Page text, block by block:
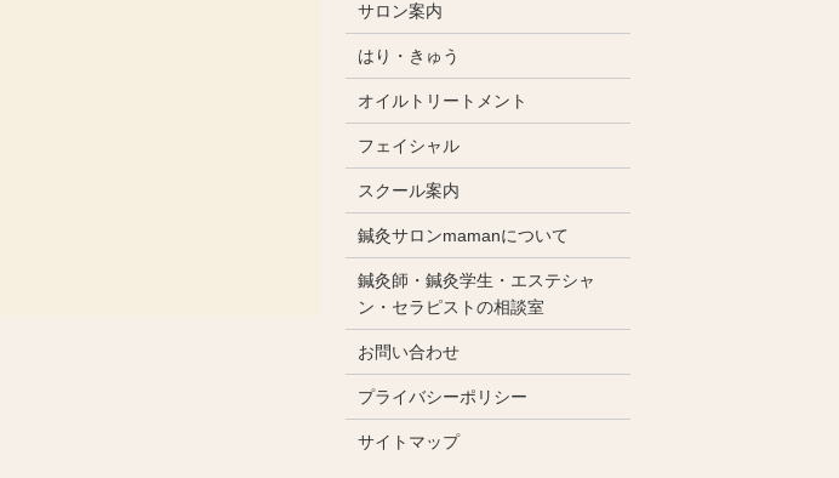
サロン案内
はり・きゅう
オイルトリートメント
フェイシャル
スクール案内
鍼灸サロンmamanについて
鍼灸師・鍼灸学生・エステシャ
ン・セラピストの相談室
お問い合わせ
プライバシーポリシー
サイトマップ